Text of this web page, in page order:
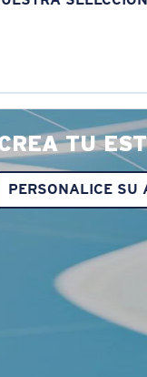
TU
PERSONALICE SU